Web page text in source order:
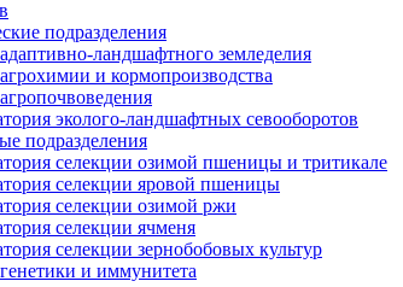
подразделения
ландшафтного земледелия
и кормопроизводства
эколого-ландшафтных севооборотов
подразделения
селекции озимой пшеницы и тритикале
селекции яровой пшеницы
селекции озимой ржи
селекции ячменя
селекции зернобобовых культур
и иммунитета